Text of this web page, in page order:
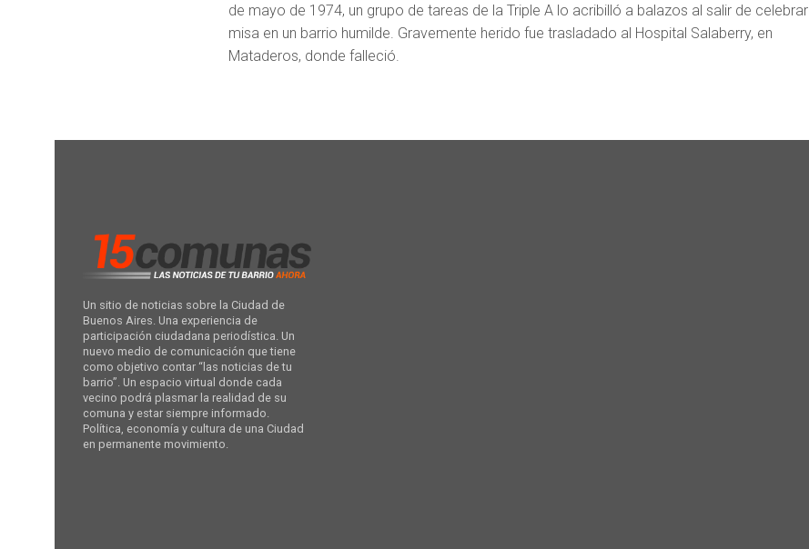
de mayo de 1974, un grupo de tareas de la Triple A lo acribilló a balazos al salir de celebrar
misa en un barrio humilde. Gravemente herido fue trasladado al Hospital Salaberry, en
Mataderos, donde falleció.
Un sitio de noticias sobre la Ciudad de
Buenos Aires. Una experiencia de
participación ciudadana periodística. Un
nuevo medio de comunicación que tiene
como objetivo contar “las noticias de tu
barrio”. Un espacio virtual donde cada
vecino podrá plasmar la realidad de su
comuna y estar siempre informado.
Política, economía y cultura de una Ciudad
en permanente movimiento.